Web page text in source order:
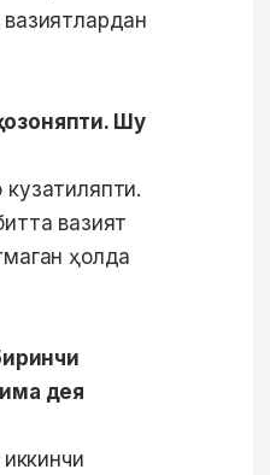
Шу
вазият
ҳолда
дея